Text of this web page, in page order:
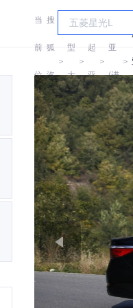
当
前
位
置:
搜
狐
汽
车
＞
车
型
大
全
＞
起
亚
＞
起
亚
(进
口)
＞